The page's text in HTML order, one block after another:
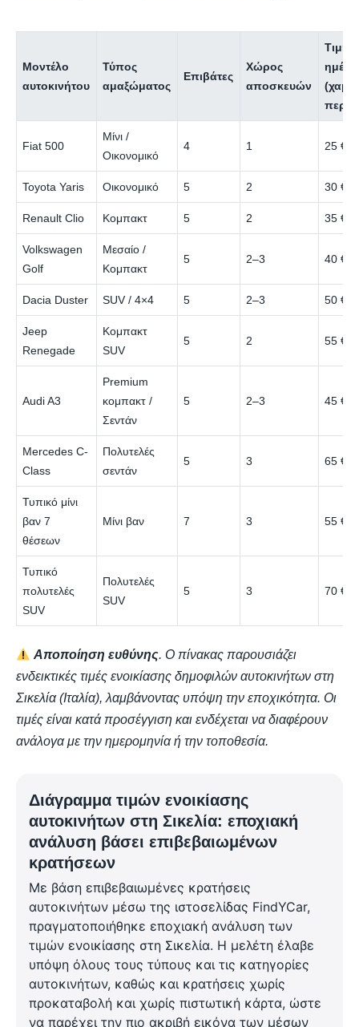
Μοντέλο
αυτοκινήτου
Τύπος
αμαξώματος
Επιβάτες
Χώρος
αποσκευών
Τιμή/
ημέρα
Fiat 500
Μίνι /
Οικονομικό
4 1 25 €
Toyota Yaris Οικονομικό 5 2 30 €
Renault Clio Κομπακτ 5 2 35 €
Volkswagen
Golf
Μεσαίο /
Κομπακτ
5 2–3 40 €
Dacia Duster SUV / 4×4 5 2–3 50 €
Jeep
Renegade
Κομπακτ
SUV
5 2 55 €
Audi A3
Premium
κομπακτ /
Σεντάν
5 2–3 45 €
Mercedes C-
Class
Πολυτελές
σεντάν
5 3 65 €
Τυπικό μίνι
βαν 7
θέσεων
Μίνι βαν 7 3 55 €
Τυπικό
πολυτελές
SUV
Πολυτελές
SUV
5 3 70 €
Αποποίηση ευθύνης. Ο πίνακας παρουσιάζει
ενδεικτικές τιμές ενοικίασης δημοφιλών αυτοκινήτων στη
Σικελία (Ιταλία), λαμβάνοντας υπόψη την εποχικότητα. Οι
τιμές είναι κατά προσέγγιση και ενδέχεται να διαφέρουν
ανάλογα με την ημερομηνία ή την τοποθεσία.
Διάγραμμα τιμών ενοικίασης
αυτοκινήτων στη Σικελία: εποχιακή
ανάλυση βάσει επιβεβαιωμένων
κρατήσεων
Με βάση επιβεβαιωμένες κρατήσεις
αυτοκινήτων μέσω της ιστοσελίδας FindYCar,
πραγματοποιήθηκε εποχιακή ανάλυση των
τιμών ενοικίασης στη Σικελία. Η μελέτη έλαβε
υπόψη όλους τους τύπους και τις κατηγορίες
αυτοκινήτων, καθώς και κρατήσεις χωρίς
προκαταβολή και χωρίς πιστωτική κάρτα, ώστε
να παρέχει την πιο ακριβή εικόνα των μέσων